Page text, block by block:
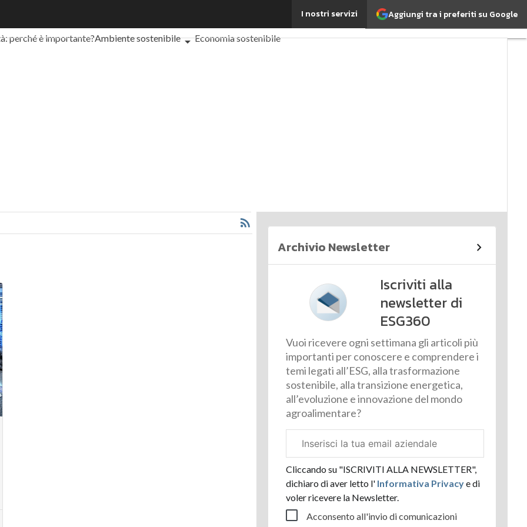
Aggiungi tra i preferiti su Google
I nostri servizi
perché è importante?Ambiente sostenibile
Economia sostenibile
Archivio Newsletter
Iscriviti alla
newsletter di
ESG360
Vuoi ricevere ogni settimana gli articoli più
importanti per conoscere e comprendere i
temi legati all’ESG, alla trasformazione
sostenibile, alla transizione energetica,
all’evoluzione e innovazione del mondo
agroalimentare?
aziendale
Cliccando su "ISCRIVITI ALLA NEWSLETTER",
dichiaro di aver letto l' Informativa Privacye di
voler ricevere la Newsletter.
Acconsento all'invio di comunicazioni